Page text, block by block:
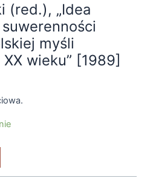
(red.), „Idea
myśli
wieku” [1989]